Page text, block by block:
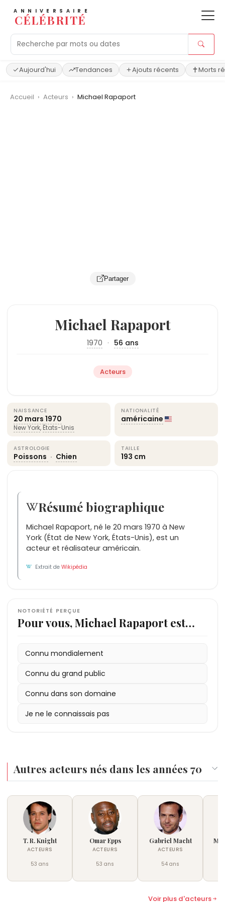
ANNIVERSAIRE
CÉLÉBRITÉ
Aujourd'hui Tendances Ajouts récents Morts
Accueil › Acteurs › Michael Rapaport
Partager
Michael Rapaport
1970 · 56 ans
Acteurs
NAISSANCE
20 mars 1970
New York, États-Unis
NATIONALITÉ
américaine
ASTROLOGIE
Poissons · Chien
TAILLE
193 cm
Résumé biographique
Michael Rapaport, né le 20 mars 1970 à New
York (État de New York, États-Unis), est un
acteur et réalisateur américain.
Extrait deWikipédia
NOTORIÉTÉ PERÇUE
Pour vous, Michael Rapaport est…
Connu mondialement
Connu du grand public
Connu dans son domaine
Je ne le connaissais pas
Autres acteurs nés dans les années 70
T. R. Knight
ACTEURS
53 ans
Omar Epps
ACTEURS
53 ans
Gabriel Macht
ACTEURS
54 ans
Voir plus d'acteurs